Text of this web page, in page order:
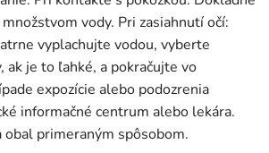
vody. Pri zasiahnutí očí:
vyplachujte vodou, vyberte
ak je to ľahké, a pokračujte vo
expozície alebo podozrenia
informačné centrum alebo lekára.
primeraným spôsobom.